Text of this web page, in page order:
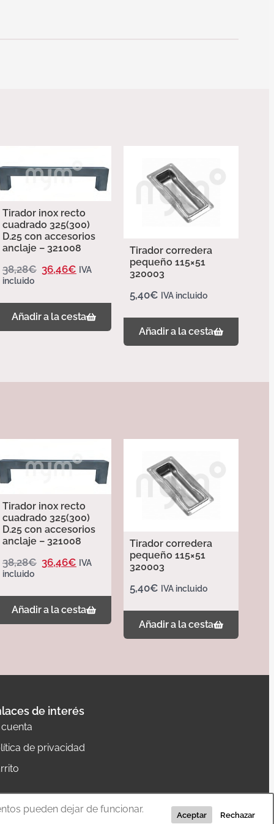
Tirador inox recto
cuadrado 325(300)
D.25 con accesorios
anclaje – 321008
38,28€ 36,46€ IVA
incluido
Añadir a la cesta
Tirador corredera
pequeño 115×51
320003
5,40€ IVA incluido
Añadir a la cesta
Tirador inox recto
cuadrado 325(300)
D.25 con accesorios
anclaje – 321008
38,28€ 36,46€ IVA
incluido
Añadir a la cesta
Tirador corredera
pequeño 115×51
320003
5,40€ IVA incluido
Añadir a la cesta
de interés
cuenta
de privacidad
– Programación:La Quadra
pueden dejar de funcionar.
Aceptar Rechazar